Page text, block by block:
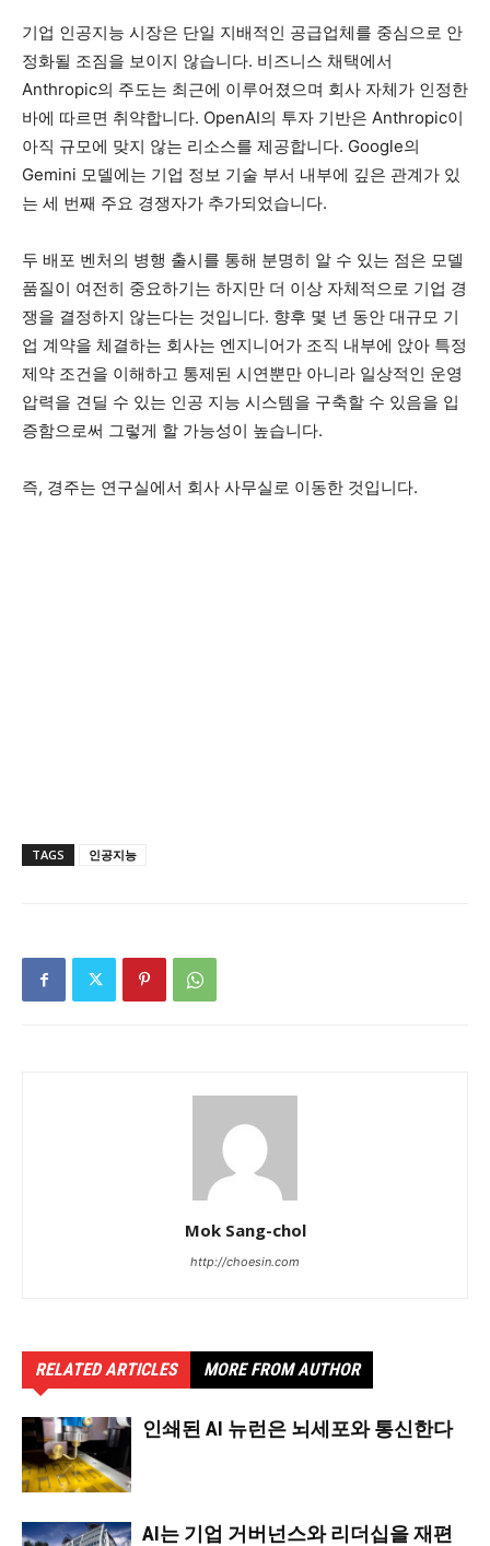
기업 인공지능 시장은 단일 지배적인 공급업체를 중심으로 안
정화될 조짐을 보이지 않습니다. 비즈니스 채택에서
Anthropic의 주도는 최근에 이루어졌으며 회사 자체가 인정한
바에 따르면 취약합니다. OpenAI의 투자 기반은 Anthropic이
아직 규모에 맞지 않는 리소스를 제공합니다. Google의
Gemini 모델에는 기업 정보 기술 부서 내부에 깊은 관계가 있
는 세 번째 주요 경쟁자가 추가되었습니다.
두 배포 벤처의 병행 출시를 통해 분명히 알 수 있는 점은 모델
품질이 여전히 중요하기는 하지만 더 이상 자체적으로 기업 경
쟁을 결정하지 않는다는 것입니다. 향후 몇 년 동안 대규모 기
업 계약을 체결하는 회사는 엔지니어가 조직 내부에 앉아 특정
제약 조건을 이해하고 통제된 시연뿐만 아니라 일상적인 운영
압력을 견딜 수 있는 인공 지능 시스템을 구축할 수 있음을 입
증함으로써 그렇게 할 가능성이 높습니다.
즉, 경주는 연구실에서 회사 사무실로 이동한 것입니다.
TAGS 인공지능
Mok Sang-chol
http://choesin.com
RELATED ARTICLES MORE FROM AUTHOR
인쇄된 AI 뉴런은 뇌세포와 통신한다
AI는 기업 거버넌스와 리더십을 재편